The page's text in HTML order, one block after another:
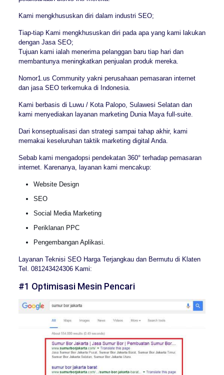
Kami mengkhususkan diri dalam industri SEO;
Tiap-tiap Kami mengkhususkan diri pada apa yang kami lakukan
dengan Jasa SEO;
Tujuan kami ialah menerima pelanggan baru tiap hari dan
membantunya meningkatkan penjualan produk mereka.
Nomor1.us Community yakni perusahaan pemasaran internet
dan jasa SEO terkemuka di Indonesia.
Kami berbasis di Luwu / Kota Palopo, Sulawesi Selatan dan
kami menyediakan layanan marketing Dunia Maya full-suite.
Dari konseptualisasi dan strategi sampai tahap akhir, kami
memakai keseluruhan taktik marketing digital Anda.
Sebab kami mengadopsi pendekatan 360° terhadap pemasaran
internet. Karenanya, layanan kami mencakup:
Website Design
SEO
Social Media Marketing
Periklanan PPC
Pengembangan Aplikasi.
Layanan Teknisi SEO Harga Terjangkau dan Bermutu di Klaten
Tel. 081243424306 Kami:
#1 Optimisasi Mesin Pencari